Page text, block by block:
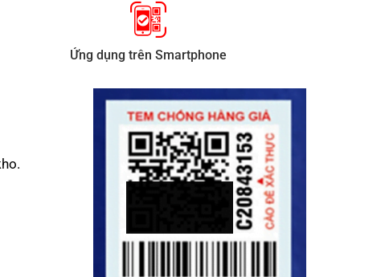
Ứng dụng trên Smartphone